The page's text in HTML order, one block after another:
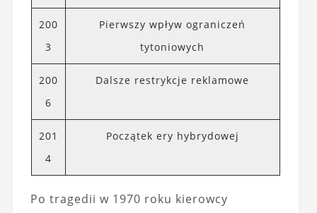
200
3
Pierwszy wpływ ograniczeń
tytoniowych
200
6
Dalsze restrykcje reklamowe
201
4
Początek ery hybrydowej
Po tragedii w 1970 roku kierowcy